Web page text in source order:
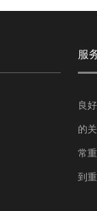
服
良
的
常
到